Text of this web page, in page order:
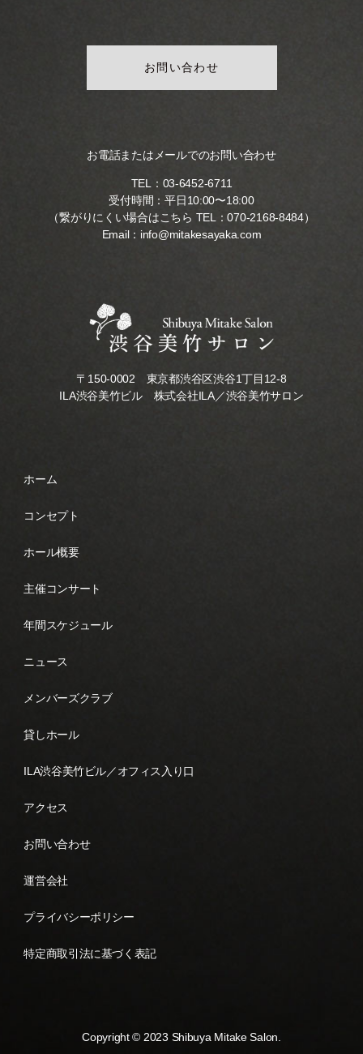
お問い合わせ
お電話またはメールでのお問い合わせ
TEL： 03-6452-6711
受付時間：平日10:00〜18:00
（繋がりにくい場合はこちら TEL：070-2168-8484）
Email： info@mitakesayaka.com
〒150-0002 東京都渋谷区渋谷1丁目12-8
ILA渋谷美竹ビル 株式会社ILA／渋谷美竹サロン
ホーム
コンセプト
ホール概要
主催コンサート
年間スケジュール
ニュース
メンバーズクラブ
貸しホール
ILA渋谷美竹ビル／オフィス入り口
アクセス
お問い合わせ
運営会社
プライバシーポリシー
特定商取引法に基づく表記
Copyright © 2023 Shibuya Mitake Salon.